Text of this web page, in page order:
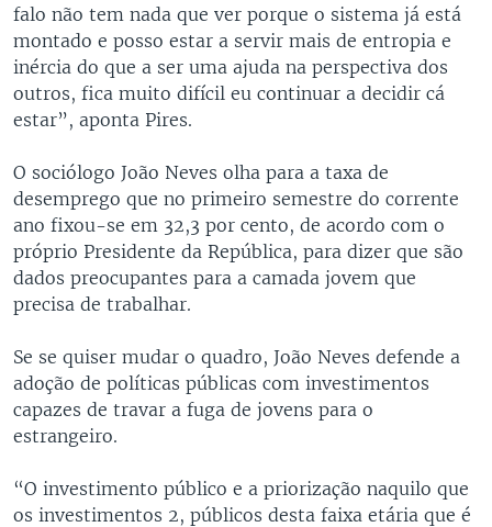
falo não tem nada que ver porque o sistema já está
montado e posso estar a servir mais de entropia e
inércia do que a ser uma ajuda na perspectiva dos
outros, fica muito difícil eu continuar a decidir cá
estar”, aponta Pires.
O sociólogo João Neves olha para a taxa de
desemprego que no primeiro semestre do corrente
ano fixou-se em 32,3 por cento, de acordo com o
próprio Presidente da República, para dizer que são
dados preocupantes para a camada jovem que
precisa de trabalhar.
Se se quiser mudar o quadro, João Neves defende a
adoção de políticas públicas com investimentos
capazes de travar a fuga de jovens para o
estrangeiro.
“O investimento público e a priorização naquilo que
os investimentos 2, públicos desta faixa etária que é